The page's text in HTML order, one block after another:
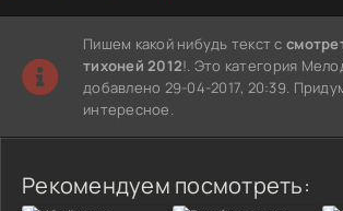
Пишем какой нибудь текст с
тихоней 2012!. Это категория
добавлено 29-04-2017, 20:39.
интересное.
Рекомендуем посмотреть: